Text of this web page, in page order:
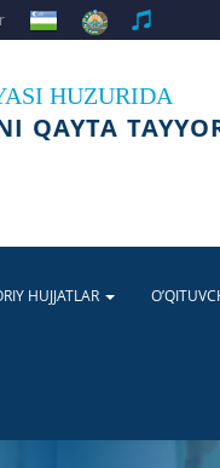
HUZURIDA
QAYTA
HUJJATLAR